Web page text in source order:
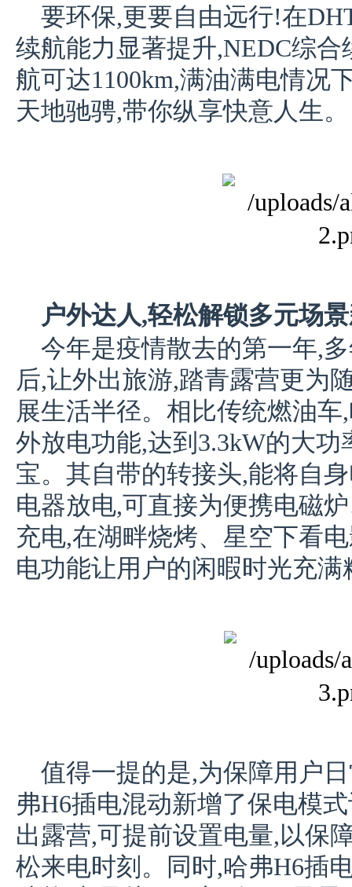
要环保,更要自由远行!在
续航能力显著提升,NEDC综
航可达1100km,满油满电情况
天地驰骋,带你纵享快意人生。
户外达人,轻松解锁多元场
今年是疫情散去的第一年,
后,让外出旅游,踏青露营更为
展生活半径。相比传统燃油
外放电功能,达到3.3kW的大
宝。其自带的转接头,能将自
电器放电,可直接为便携电磁
充电,在湖畔烧烤、星空下看
电功能让用户的闲暇时光充满
值得一提的是,为保障用户
弗H6插电混动新增了保电模
出露营,可提前设置电量,以保
松来电时刻。同时,哈弗H6插